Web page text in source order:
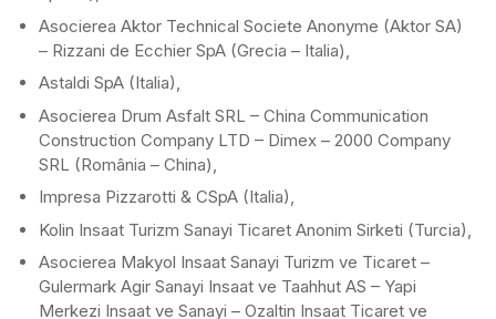
Asocierea Aktor Technical Societe Anonyme (Aktor SA)
– Rizzani de Ecchier SpA (Grecia – Italia),
Astaldi SpA (Italia),
Asocierea Drum Asfalt SRL – China Communication
Construction Company LTD – Dimex – 2000 Company
SRL (România – China),
Impresa Pizzarotti & CSpA (Italia),
Kolin Insaat Turizm Sanayi Ticaret Anonim Sirketi (Turcia),
Asocierea Makyol Insaat Sanayi Turizm ve Ticaret –
Gulermark Agir Sanayi Insaat ve Taahhut AS – Yapi
Merkezi Insaat ve Sanayi – Ozaltin Insaat Ticaret ve